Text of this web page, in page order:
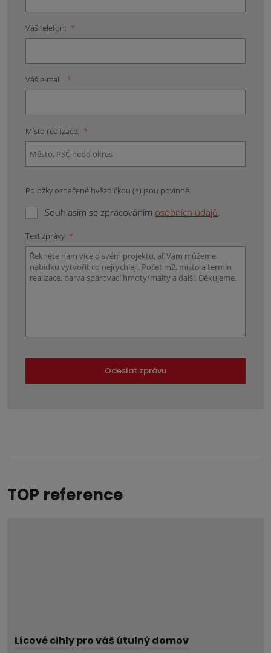
Váš telefon: *
Váš e-mail: *
Místo realizace: *
Položky označené hvězdičkou (*) jsou povinné.
Souhlasím se zpracováním osobních údajů.
Text zprávy *
Odeslat zprávu
TOP reference
Lícové cihly pro váš útulný domov